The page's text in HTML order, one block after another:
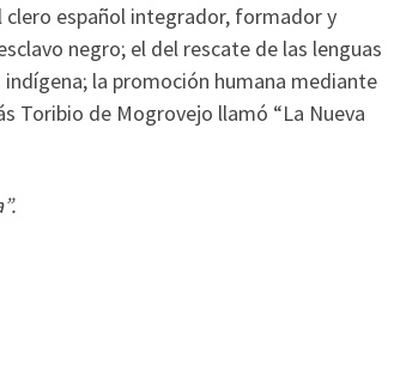
clero español integrador, formador y
negro; el del rescate de las lenguas
la promoción humana mediante
Toribio de Mogrovejo llamó “La Nueva